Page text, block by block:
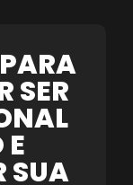
SER
E
SUA